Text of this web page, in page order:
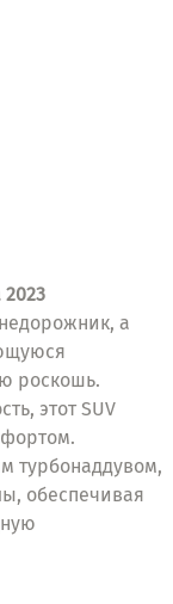
а
роскошь.
этот SUV
турбонаддувом,
обеспечивая